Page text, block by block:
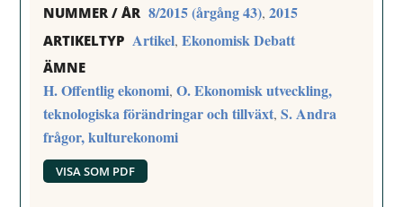
NUMMER / ÅR 8/2015 (årgång 43),2015
ARTIKELTYP Artikel,Ekonomisk Debatt
ÄMNE
H. Offentlig ekonomi,O. Ekonomisk utveckling,
teknologiska förändringar och tillväxt,S. Andra
frågor, kulturekonomi
VISA SOM PDF